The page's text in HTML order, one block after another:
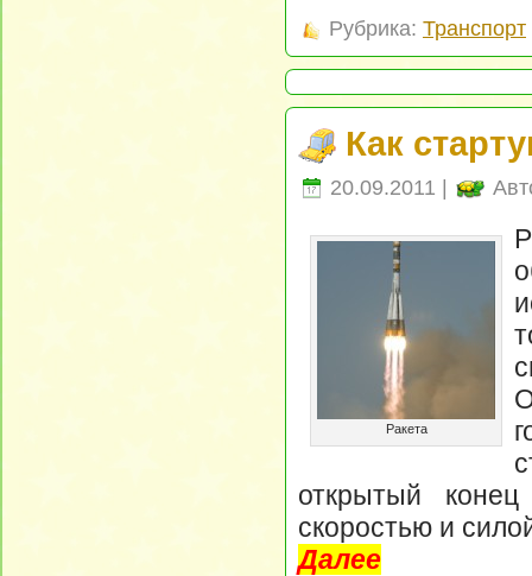
Рубрика: Транспорт
Как
20.09.2011 |
Ракета
открытый
скоростью и
Далее